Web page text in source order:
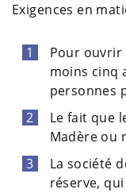
Exigences en
Pour ouvrir
moins cinq
personnes
Le fait que
Madère ou
La société
réserve,